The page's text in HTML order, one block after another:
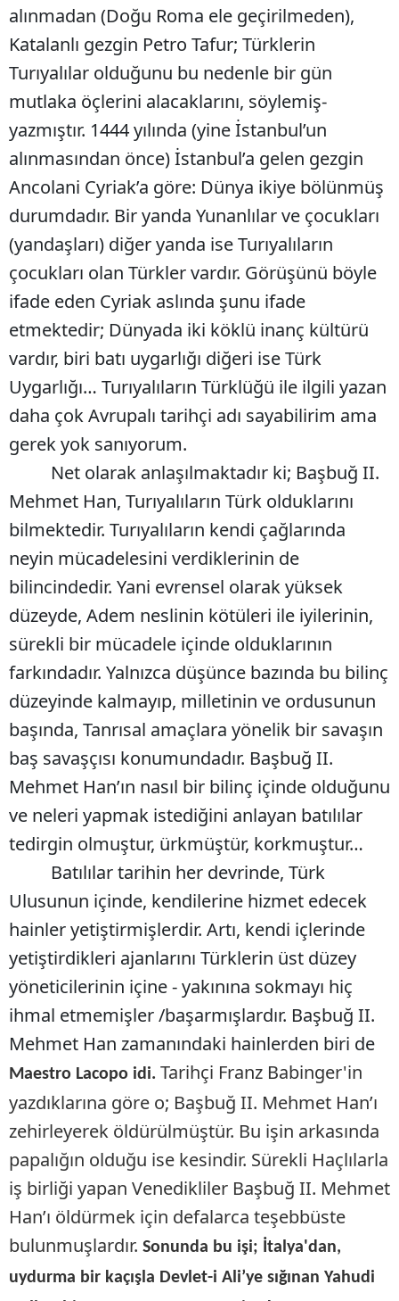
alınmadan (Doğu Roma ele geçirilmeden),
Katalanlı gezgin Petro Tafur; Türklerin
Turıyalılar olduğunu bu nedenle bir gün
mutlaka öçlerini alacaklarını, söylemiş-
yazmıştır. 1444 yılında (yine İstanbul’un
alınmasından önce) İstanbul’a gelen gezgin
Ancolani Cyriak’a göre: Dünya ikiye bölünmüş
durumdadır. Bir yanda Yunanlılar ve çocukları
(yandaşları) diğer yanda ise Turıyalıların
çocukları olan Türkler vardır. Görüşünü böyle
ifade eden Cyriak aslında şunu ifade
etmektedir; Dünyada iki köklü inanç kültürü
vardır, biri batı uygarlığı diğeri ise Türk
Uygarlığı… Turıyalıların Türklüğü ile ilgili yazan
daha çok Avrupalı tarihçi adı sayabilirim ama
gerek yok sanıyorum.
Net olarak anlaşılmaktadır ki; Başbuğ II.
Mehmet Han, Turıyalıların Türk olduklarını
bilmektedir. Turıyalıların kendi çağlarında
neyin mücadelesini verdiklerinin de
bilincindedir. Yani evrensel olarak yüksek
düzeyde, Adem neslinin kötüleri ile iyilerinin,
sürekli bir mücadele içinde olduklarının
farkındadır. Yalnızca düşünce bazında bu bilinç
düzeyinde kalmayıp, milletinin ve ordusunun
başında, Tanrısal amaçlara yönelik bir savaşın
baş savaşçısı konumundadır. Başbuğ II.
Mehmet Han’ın nasıl bir bilinç içinde olduğunu
ve neleri yapmak istediğini anlayan batılılar
tedirgin olmuştur, ürkmüştür, korkmuştur…
Batılılar tarihin her devrinde, Türk
Ulusunun içinde, kendilerine hizmet edecek
hainler yetiştirmişlerdir. Artı, kendi içlerinde
yetiştirdikleri ajanlarını Türklerin üst düzey
yöneticilerinin içine - yakınına sokmayı hiç
ihmal etmemişler /başarmışlardır. Başbuğ II.
Mehmet Han zamanındaki hainlerden biri de
Maestro Lacopo idi. Tarihçi Franz Babinger'in
yazdıklarına göre o; Başbuğ II. Mehmet Han’ı
zehirleyerek öldürülmüştür. Bu işin arkasında
papalığın olduğu ise kesindir. Sürekli Haçlılarla
iş birliği yapan Venedikliler Başbuğ II. Mehmet
Han’ı öldürmek için defalarca teşebbüste
bulunmuşlardır. Sonunda bu işi; İtalya'dan,
uydurma bir kaçışla Devlet-i Ali’ye sığınan Yahudi